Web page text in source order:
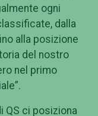
ogni
dalla
alla posizione
del nostro
nel primo
QS ci posiziona